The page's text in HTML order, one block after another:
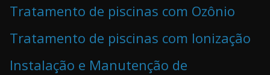
Tratamento de piscinas com Ozônio
Tratamento de piscinas com Ionização
Instalação e Manutenção de